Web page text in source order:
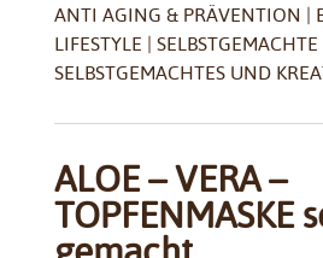
ANTI AGING & PRÄVENTION |
LIFESTYLE |
SELBSTGEMACHTES UND
ALOE – VERA –
TOPFENMASKE